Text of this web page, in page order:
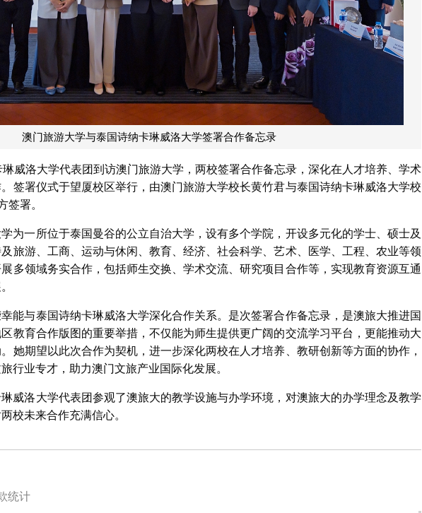
澳门旅游大学与泰国诗纳卡琳威洛大学签署合作备忘录
威洛大学代表团到访澳门旅游大学，两校签署合作备忘录，深化在人才培养、学术
签署仪式于望厦校区举行，由澳门旅游大学校长黄竹君与泰国诗纳卡琳威洛大学校
签署。
为一所位于泰国曼谷的公立自治大学，设有多个学院，开设多元化的学士、硕士及
旅游、工商、运动与休闲、教育、经济、社会科学、艺术、医学、工程、农业等领
多领域务实合作，包括师生交换、学术交流、研究项目合作等，实现教育资源互通
能与泰国诗纳卡琳威洛大学深化合作关系。是次签署合作备忘录，是澳旅大推进国
教育合作版图的重要举措，不仅能为师生提供更广阔的交流学习平台，更能推动大
她期望以此次合作为契机，进一步深化两校在人才培养、教研创新等方面的协作，
行业专才，助力澳门文旅产业国际化发展。
威洛大学代表团参观了澳旅大的教学设施与办学环境，对澳旅大的办学理念及教学
校未来合作充满信心。
统计